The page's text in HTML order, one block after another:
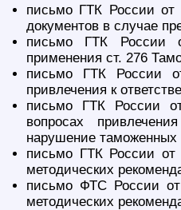
письмо ГТК России
документов в случае
письмо ГТК России
применения ст. 276
письмо ГТК России
привлечения к
письмо ГТК России
вопросах
нарушение таможенных
письмо ГТК России
методических
письмо ФТС России
методических